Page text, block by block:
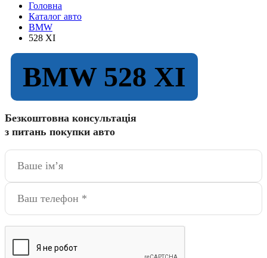
Головна
Каталог авто
BMW
528 XI
BMW 528 XI
Безкоштовна консультація
з питань покупки авто